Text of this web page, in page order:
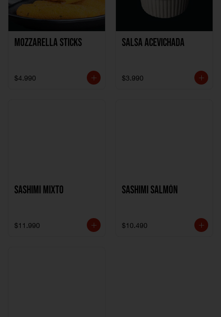
Mozzarella Sticks
$4.990
Salsa Acevichada
$3.990
Sashimi Mixto
$11.990
Sashimi Salmón
$10.490